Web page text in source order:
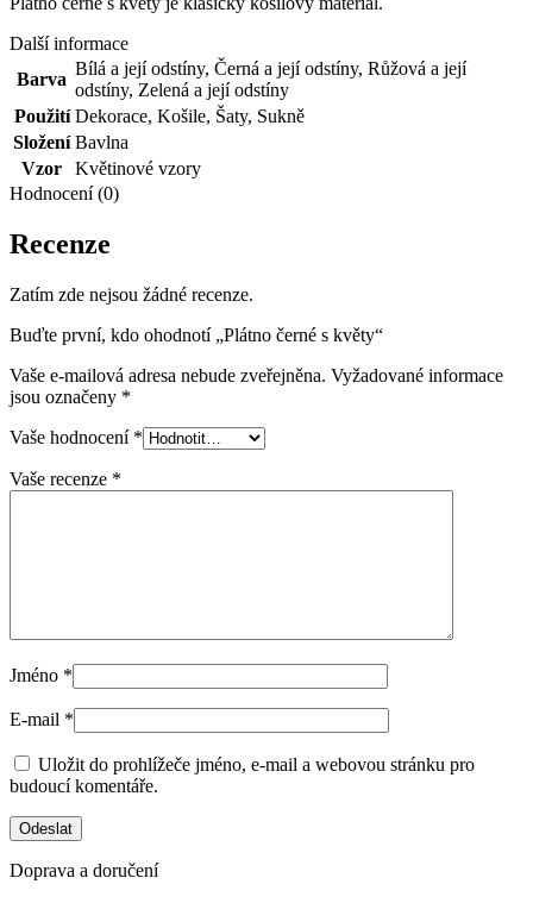
Další informace
Barva
Bílá a její odstíny, Černá a její odstíny, Růžová a její
odstíny, Zelená a její odstíny
Použití Dekorace, Košile, Šaty, Sukně
Složení Bavlna
Vzor
Květinové vzory
Hodnocení (0)
Recenze
Zatím zde nejsou žádné recenze.
Buďte první, kdo ohodnotí „Plátno černé s květy“
Vaše e-mailová adresa nebude zveřejněna. Vyžadované informace
jsou označeny *
Vaše hodnocení *
Vaše recenze *
Jméno *
E-mail *
Uložit do prohlížeče jméno, e-mail a webovou stránku pro
budoucí komentáře.
Doprava a doručení